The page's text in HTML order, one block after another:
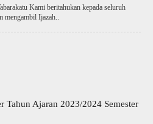
Kami beritahukan kepada seluruh
mengambil Ijazah..
Tahun Ajaran 2023/2024 Semester